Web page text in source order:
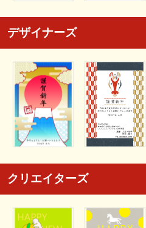
デザイナーズ
クリエイターズ